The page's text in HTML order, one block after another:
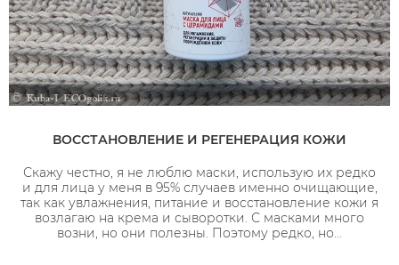
ВОССТАНОВЛЕНИЕ И РЕГЕНЕРАЦИЯ КОЖИ
Скажу честно, я не люблю маски, использую их редко
и для лица у меня в 95% случаев именно очищающие,
так как увлажнения, питание и восстановление кожи я
возлагаю на крема и сыворотки. С масками много
возни, но они полезны. Поэтому редко, но...